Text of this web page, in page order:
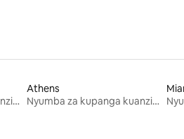
Nyumba za kupanga kuanzia mwezi mmoja
Athens
Nyumba za kupanga kuanzia mwezi mmoja